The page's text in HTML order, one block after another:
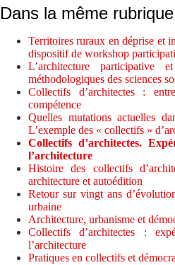
Dans la même rubrique
Territoires ruraux en déprise et
dispositif de workshop
L’architecture
méthodologiques des sciences
Collectifs d’architectes :
compétence
Quelles mutations actuelles
L’exemple des « collectifs »
Collectifs d’architectes.
l’architecture
Histoire des collectifs
architecture et autoédition
Retour sur vingt ans
urbaine
Architecture, urbanisme et
Collectifs d’architectes :
l’architecture
Pratiques en collectifs et